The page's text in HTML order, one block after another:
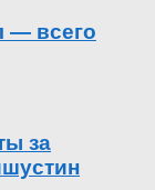
— всего
за